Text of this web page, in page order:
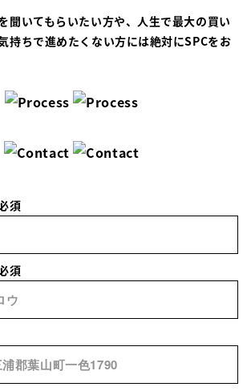
聞いてもらいたい方や、人生で最大の買い
持ちで進めたくない方には絶対にSPCをお
須
須